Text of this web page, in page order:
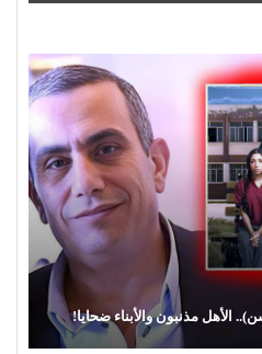
مذنبون والأبناء ضحايا!